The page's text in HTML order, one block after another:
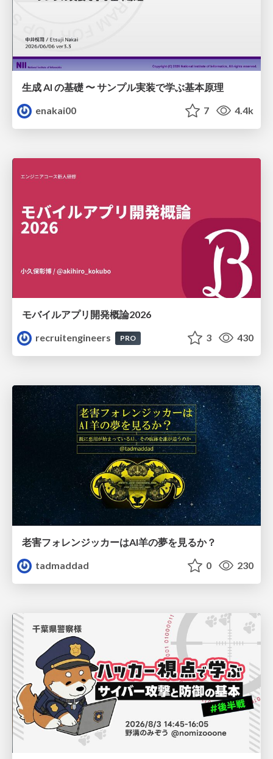
生成 AI の基礎 〜 サンプル実装で学ぶ基本原理
enakai00
7 4.4k
モバイルアプリ開発概論2026
recruitengineers
PRO 3 430
老害フォレンジッカーはAI羊の夢を見るか？
tadmaddad
0 230